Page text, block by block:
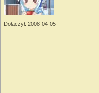
Dołączył: 2008-04-05